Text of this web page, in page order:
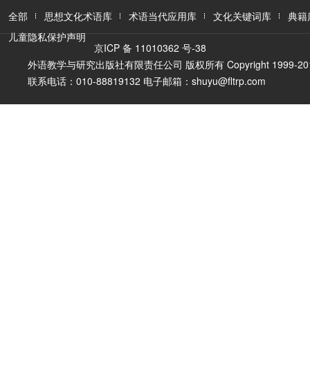
全部 思想文化术语库 术语当代应用库 文化关键词库
典籍
儿童隐私保护声明
京ICP 备 11010362 号-38
外语教学与研究出版社有限责任公司 版权所有 Copyright 1999-
联系电话：010-88819132 电子邮箱：shuyu@fltrp.com